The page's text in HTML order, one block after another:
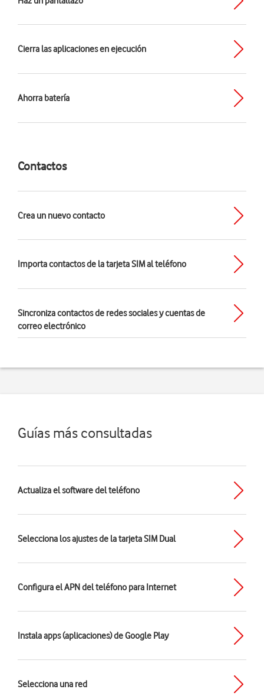
Cierra las aplicaciones en ejecución
Ahorra batería
Contactos
Crea un nuevo contacto
Importa contactos de la tarjeta SIM al teléfono
Sincroniza contactos de redes sociales y cuentas de
correo electrónico
Guías más consultadas
Actualiza el software del teléfono
Selecciona los ajustes de la tarjeta SIM Dual
Configura el APN del teléfono para Internet
Instala apps (aplicaciones) de Google Play
Selecciona una red